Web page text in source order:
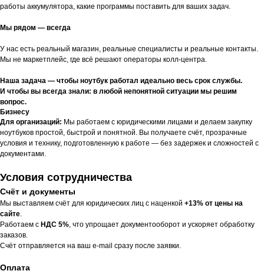
работы аккумулятора, какие программы поставить для ваших задач.
Мы рядом — всегда
У нас есть реальный магазин, реальные специалисты и реальные контакты.
Мы не маркетплейс, где всё решают операторы колл-центра.
Наша задача — чтобы ноутбук работал идеально весь срок службы.
И чтобы вы всегда знали: в любой непонятной ситуации мы решим
вопрос.
Бизнесу
Для организаций: Мы работаем с юридическими лицами и делаем закупку
ноутбуков простой, быстрой и понятной. Вы получаете счёт, прозрачные
условия и технику, подготовленную к работе — без задержек и сложностей с
документами.
Условия сотрудничества
Счёт и документы
Мы выставляем счёт для юридических лиц с наценкой +13% от цены на
сайте.
Работаем с НДС 5%, что упрощает документооборот и ускоряет обработку
заказов.
Счёт отправляется на ваш e-mail сразу после заявки.
Оплата